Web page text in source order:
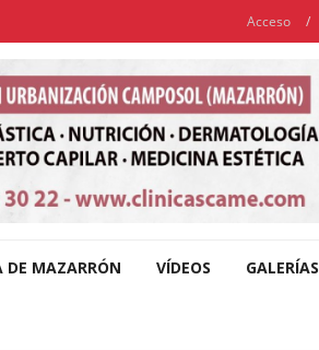
Acceso /
DE MAZARRÓN VÍDEOS GALERÍAS